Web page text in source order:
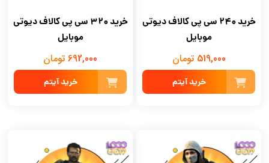
خرید 240 سی پی کالاف دیوتی
موبایل
519,000 تومان
خرید آیتم
خرید 320 سی پی کالاف دیوتی
موبایل
692,000 تومان
خرید آیتم